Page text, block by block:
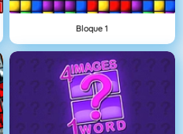
Bloque 1